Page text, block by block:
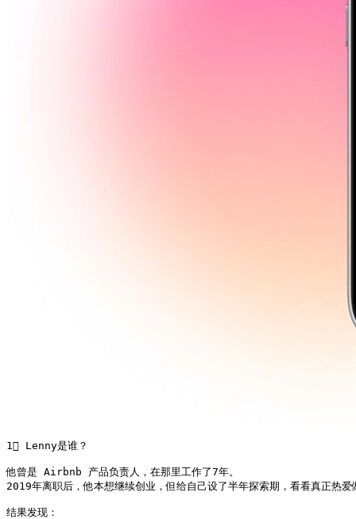
1⃣ Lenny是谁？
他曾是 Airbnb 产品负责人，在那里工作了7年。
2019年离职后，他本想继续创业，但给自己设了半年探索期，看看真正热爱
结果发现：